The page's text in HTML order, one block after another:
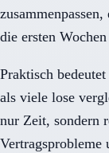
die ersten
Praktisch
als viele lose
nur Zeit, sondern
Vertragsprobleme